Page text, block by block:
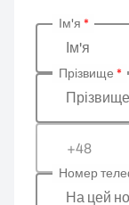
Введіть ваші
Ім'я
Ім'я *
Прізвище
Прізвище *
+48
На цей
Номер